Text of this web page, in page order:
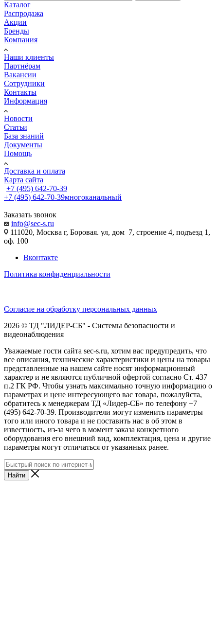
Каталог
Распродажа
Акции
Бренды
Компания
Наши клиенты
Партнёрам
Вакансии
Сотрудники
Контакты
Информация
Новости
Статьи
База знаний
Документы
Помощь
Доставка и оплата
Карта сайта
+7 (495) 642-70-39
+7 (495) 642-70-39многоканальный
Заказать звонок
info@sec-s.ru
111020, Москва г, Боровая. ул, дом 7, строение 4, подъезд 1,
оф. 100
Вконтакте
Политика конфиденциальности
Согласие на обработку персональных данных
2026 © ТД "ЛИДЕР-СБ" - Системы безопасности и
видеонаблюдения
Уважаемые гости сайта sec-s.ru, хотим вас предупредить, что
все описания, технические характеристики и цены на товары
представленные на нашем сайте носят информационный
характер и не являются публичной офертой согласно Ст. 437
п.2 ГК РФ. Чтобы узнать максимально точную информацию о
параметрах и цене интересующего вас товара, пожалуйста,
обратитесь к менеджерам ТД «Лидер-СБ» по телефону +7
(495) 642-70-39. Производители могут изменить параметры
того или иного товара и не поставить нас в об этом в
известность, из-за чего в момент заказа конкретного
оборудования его внешний вид, комплектация, цена и другие
параметры могут отличаться от указанных ранее.
Найти